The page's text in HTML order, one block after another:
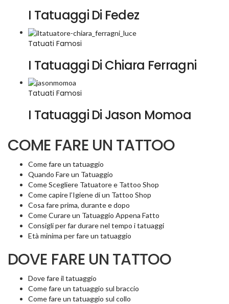
I Tatuaggi Di Fedez
Tatuati Famosi
I Tatuaggi Di Chiara Ferragni
Tatuati Famosi
I Tatuaggi Di Jason Momoa
COME FARE UN TATTOO
Come fare un tatuaggio
Quando Fare un Tatuaggio
Come Scegliere Tatuatore e Tattoo Shop
Come capire l’Igiene di un Tattoo Shop
Cosa fare prima, durante e dopo
Come Curare un Tatuaggio Appena Fatto
Consigli per far durare nel tempo i tatuaggi
Età minima per fare un tatuaggio
DOVE FARE UN TATTOO
Dove fare il tatuaggio
Come fare un tatuaggio sul braccio
Come fare un tatuaggio sul collo